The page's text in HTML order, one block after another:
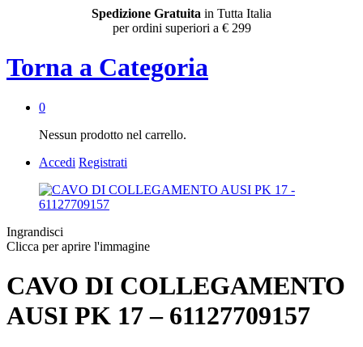
Spedizione Gratuita in Tutta Italia
per ordini superiori a € 299
Torna a Categoria
0
Nessun prodotto nel carrello.
Accedi Registrati
Ingrandisci
Clicca per aprire l'immagine
CAVO DI COLLEGAMENTO
AUSI PK 17 – 61127709157